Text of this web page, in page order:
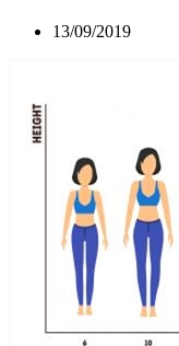
13/09/2019